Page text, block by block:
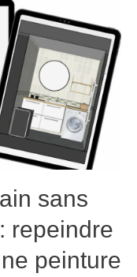
sans
repeindre
peinture